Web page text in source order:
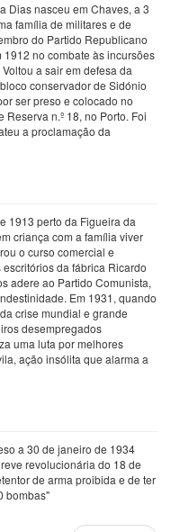
Dias nasceu em Chaves, a 3
família de militares e de
do Partido Republicano
no combate às incursões
a sair em defesa da
conservador de Sidónio
ser preso e colocado no
n.º 18, no Porto. Foi
a proclamação da
1913 perto da Figueira da
criança com a família viver
o curso comercial e
da fábrica Ricardo
adere ao Partido Comunista,
Em 1931, quando
crise mundial e grande
desempregados
uma luta por melhores
ação insólita que alarma a
a 30 de janeiro de 1934
revolucionária do 18 de
de arma proibida e de ter
bombas"